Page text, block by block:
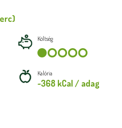
Költség
Kalória
~368 kCal / adag